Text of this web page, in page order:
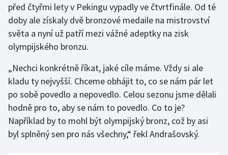
před čtyřmi lety v Pekingu vypadly ve čtvrtfinále. Od té
doby ale získaly dvě bronzové medaile na mistrovství
světa a nyní už patří mezi vážné adeptky na zisk
olympijského bronzu.
„Nechci konkrétně říkat, jaké cíle máme. Vždy si ale
kladu ty nejvyšší. Chceme obhájit to, co se nám pár let
po sobě povedlo a nepovedlo. Celou sezonu jsme dělali
hodně pro to, aby se nám to povedlo. Co to je?
Například by to mohl být olympijský bronz, což by asi
byl splněný sen pro nás všechny,“ řekl Andrašovský.